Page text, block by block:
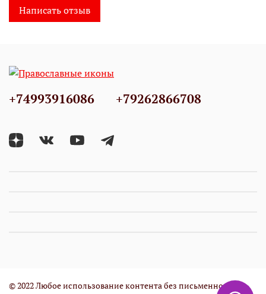
Написать отзыв
+74993916086 +79262866708
© 2022 Любое использование контента без письменного